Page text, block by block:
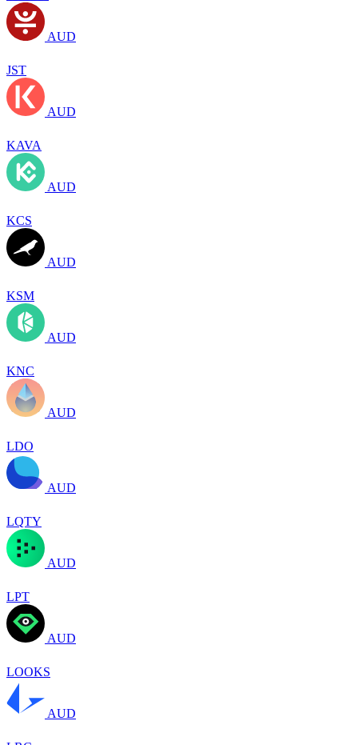
AUD
JST
AUD
KAVA
AUD
KCS
AUD
KSM
AUD
KNC
AUD
LDO
AUD
LQTY
AUD
LPT
AUD
LOOKS
AUD